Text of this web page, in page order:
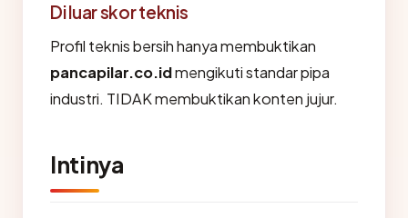
Di luar skor teknis
Profil teknis bersih hanya membuktikan
pancapilar.co.idmengikuti standar pipa
industri. TIDAK membuktikan konten jujur.
Intinya